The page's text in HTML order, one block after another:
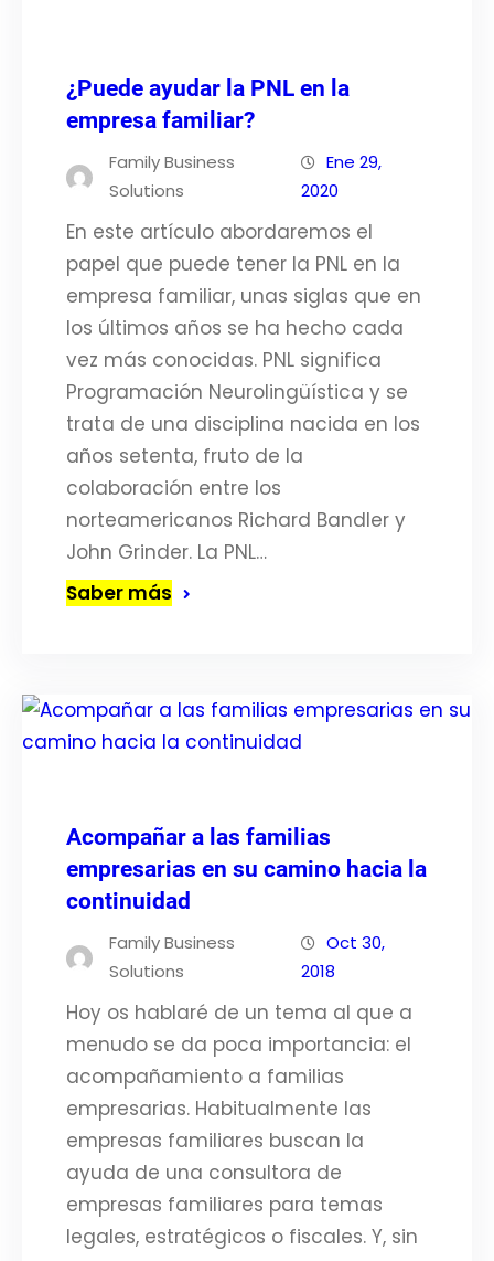
¿Puede ayudar la PNL en la
empresa familiar?
Family Business
Solutions
Ene 29,
2020
En este artículo abordaremos el
papel que puede tener la PNL en la
empresa familiar, unas siglas que en
los últimos años se ha hecho cada
vez más conocidas. PNL significa
Programación Neurolingüística y se
trata de una disciplina nacida en los
años setenta, fruto de la
colaboración entre los
norteamericanos Richard Bandler y
John Grinder. La PNL…
Saber más
Acompañar a las familias
empresarias en su camino hacia la
continuidad
Family Business
Solutions
Oct 30,
2018
Hoy os hablaré de un tema al que a
menudo se da poca importancia: el
acompañamiento a familias
empresarias. Habitualmente las
empresas familiares buscan la
ayuda de una consultora de
empresas familiares para temas
legales, estratégicos o fiscales. Y, sin